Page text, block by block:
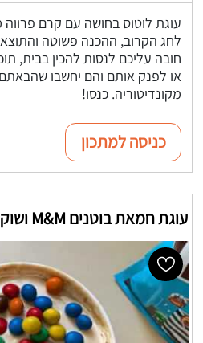
עוגת לוטוס בחושה עם קרם
לחג הקרוב, ההכנה פשוטה
חובה עליכם לנסות להכין בבית,
או לפנק אותם והם יחשבו
מקונדיטוריה. כנסו!
כניסה למתכון
עוגת חמאת בוטנים M&M ושוקולד לבן